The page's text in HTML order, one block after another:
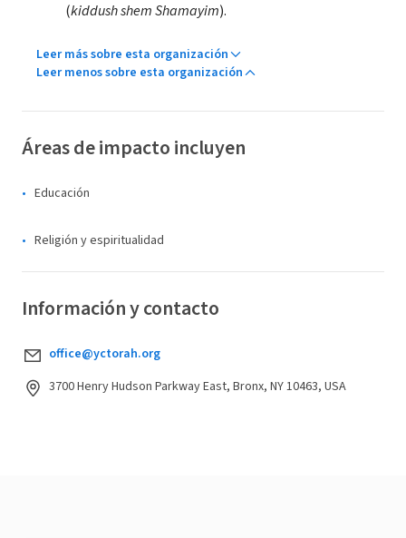
(kiddush shem Shamayim).
Leer más sobre esta organización
Leer menos sobre esta organización
Áreas de impacto incluyen
Educación
Religión y espiritualidad
Información y contacto
office@yctorah.org
3700 Henry Hudson Parkway East, Bronx, NY 10463, USA